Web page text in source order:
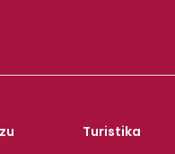
Turistika